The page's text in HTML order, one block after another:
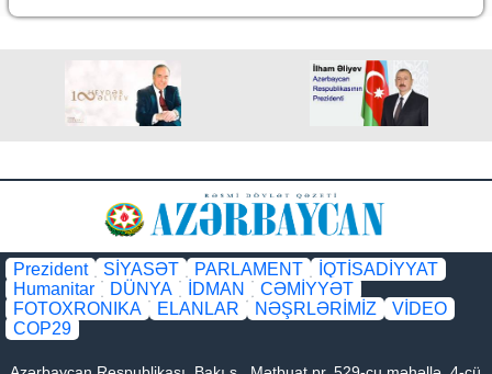
Prezident SİYASƏT PARLAMENT
İQTİSADİYYAT
Humanitar
DÜNYA İDMAN
CƏMİYYƏT
FOTOXRONIKA
ELANLAR NƏŞRLƏRİMİZ
VİDEO
COP29